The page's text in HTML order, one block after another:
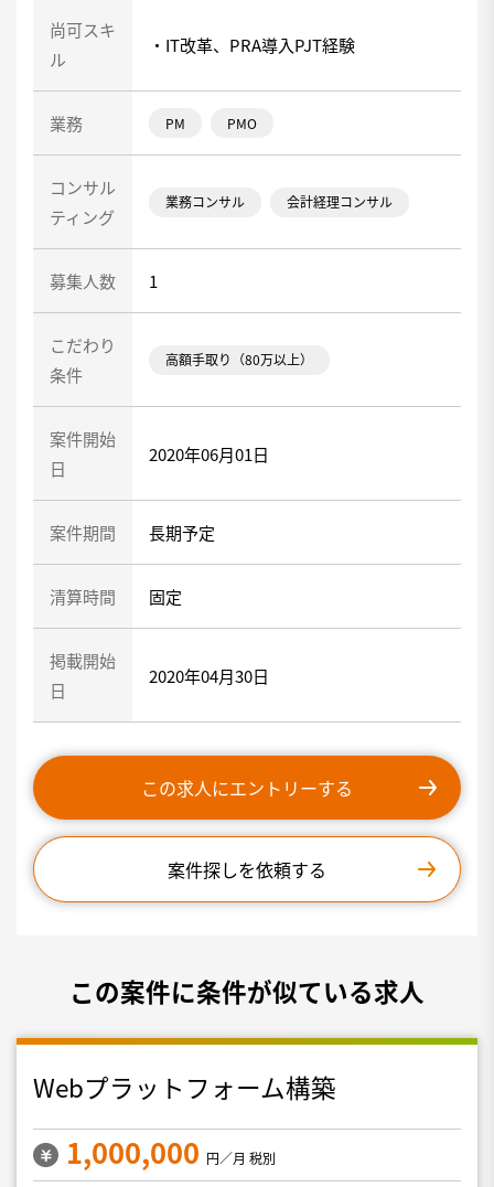
尚可スキ
ル
・IT改革、PRA導入PJT経験
業務 PM PMO
コンサル
ティング
業務コンサル 会計経理コンサル
募集人数 1
こだわり
条件
高額手取り（80万以上）
案件開始
日
2020年06月01日
案件期間 長期予定
清算時間 固定
掲載開始
日
2020年04月30日
この求人にエントリーする
案件探しを依頼する
この案件に条件が似ている求人
Webプラットフォーム構築
1,000,000 円／月 税別